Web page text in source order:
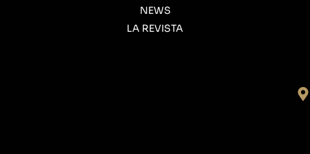
NEWS
LA REVISTA